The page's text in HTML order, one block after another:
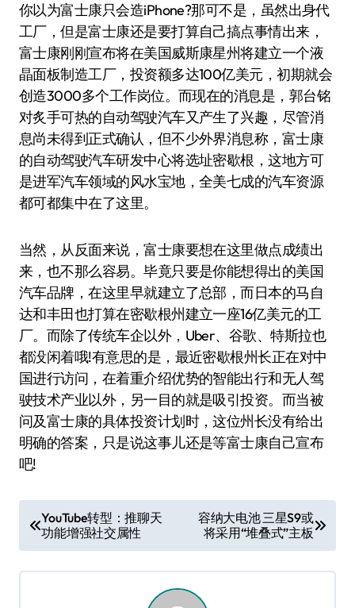
你以为富士康只会造iPhone?那可不是，虽然出身代
工厂，但是富士康还是要打算自己搞点事情出来，
富士康刚刚宣布将在美国威斯康星州将建立一个液
晶面板制造工厂，投资额多达100亿美元，初期就会
创造3000多个工作岗位。而现在的消息是，郭台铭
对炙手可热的自动驾驶汽车又产生了兴趣，尽管消
息尚未得到正式确认，但不少外界消息称，富士康
的自动驾驶汽车研发中心将选址密歇根，这地方可
是进军汽车领域的风水宝地，全美七成的汽车资源
都可都集中在了这里。
当然，从反面来说，富士康要想在这里做点成绩出
来，也不那么容易。毕竟只要是你能想得出的美国
汽车品牌，在这里早就建立了总部，而日本的马自
达和丰田也打算在密歇根州建立一座16亿美元的工
厂。而除了传统车企以外，Uber、谷歌、特斯拉也
都没闲着哦!有意思的是，最近密歇根州长正在对中
国进行访问，在着重介绍优势的智能出行和无人驾
驶技术产业以外，另一目的就是吸引投资。而当被
问及富士康的具体投资计划时，这位州长没有给出
明确的答案，只是说这事儿还是等富士康自己宣布
吧!
章
导
YouTube转型：推聊天
功能增强社交属性
容纳大电池 三星S9或
将采用“堆叠式”主板